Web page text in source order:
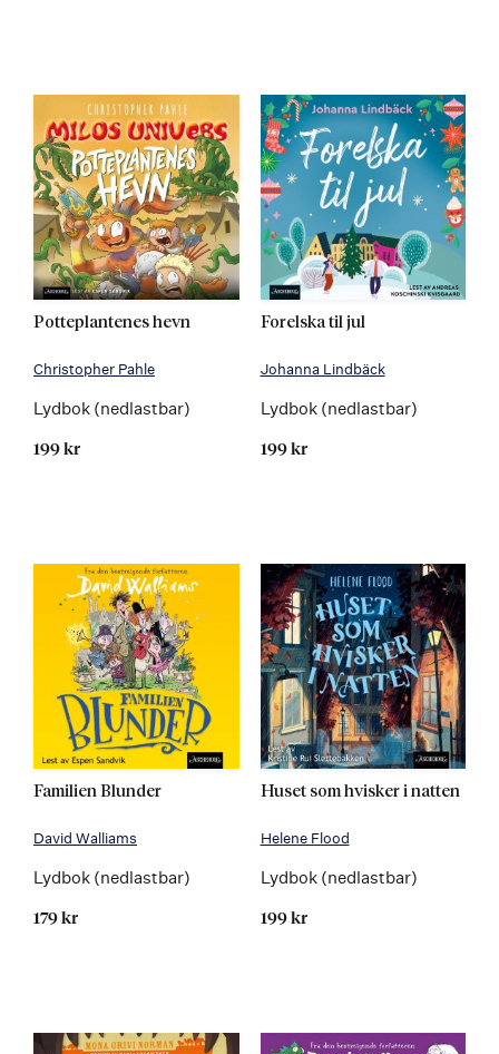
Potteplantenes hevn
Christopher Pahle
Lydbok (nedlastbar)
199 kr
Forelska til jul
Johanna Lindbäck
Lydbok (nedlastbar)
199 kr
Familien Blunder
David Walliams
Lydbok (nedlastbar)
179 kr
Huset som hvisker i natten
Helene Flood
Lydbok (nedlastbar)
199 kr